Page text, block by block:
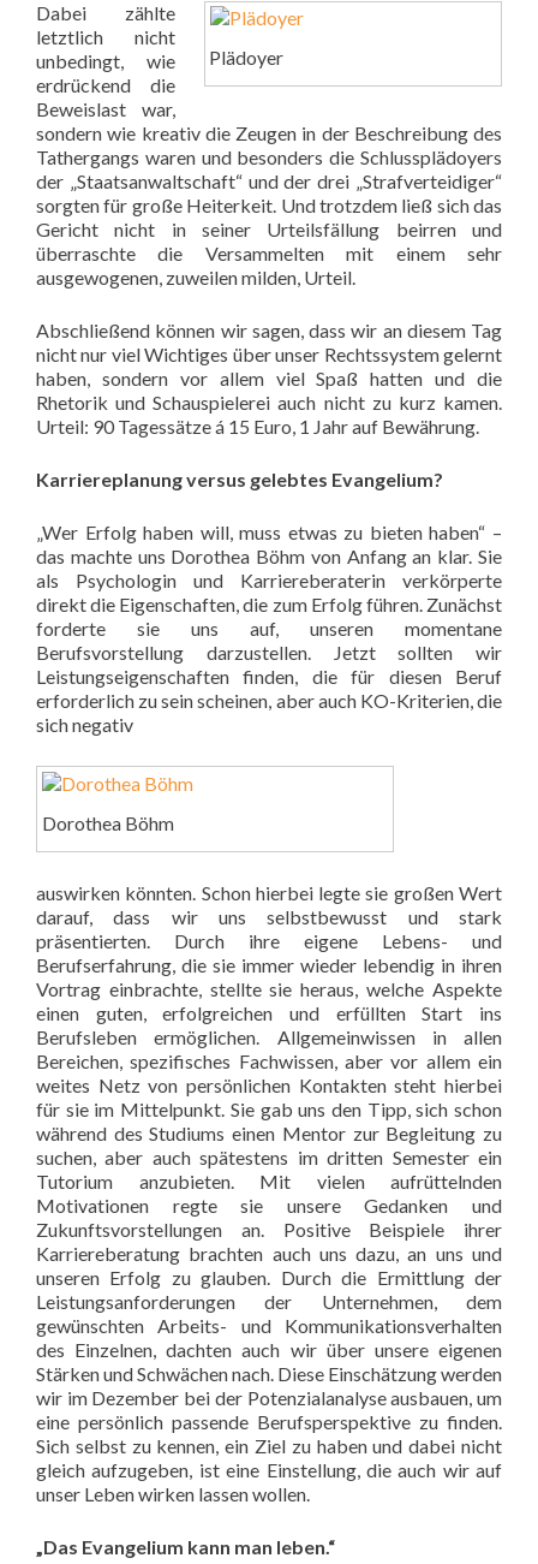
Plädoyer
Dabei zählte
letztlich nicht
unbedingt, wie
erdrückend die
Beweislast war,
sondern wie kreativ die Zeugen in der Beschreibung des
Tathergangs waren und besonders die Schlussplädoyers
der „Staatsanwaltschaft“ und der drei „Strafverteidiger“
sorgten für große Heiterkeit. Und trotzdem ließ sich das
Gericht nicht in seiner Urteilsfällung beirren und
überraschte die Versammelten mit einem sehr
ausgewogenen, zuweilen milden, Urteil.
Abschließend können wir sagen, dass wir an diesem Tag
nicht nur viel Wichtiges über unser Rechtssystem gelernt
haben, sondern vor allem viel Spaß hatten und die
Rhetorik und Schauspielerei auch nicht zu kurz kamen.
Urteil: 90 Tagessätze á 15 Euro, 1 Jahr auf Bewährung.
Karriereplanung versus gelebtes Evangelium?
„Wer Erfolg haben will, muss etwas zu bieten haben“ –
das machte uns Dorothea Böhm von Anfang an klar. Sie
als Psychologin und Karriereberaterin verkörperte
direkt die Eigenschaften, die zum Erfolg führen. Zunächst
forderte sie uns auf, unseren momentane
Berufsvorstellung darzustellen. Jetzt sollten wir
Leistungseigenschaften finden, die für diesen Beruf
erforderlich zu sein scheinen, aber auch KO-Kriterien, die
sich negativ
Dorothea Böhm
auswirken könnten. Schon hierbei legte sie großen Wert
darauf, dass wir uns selbstbewusst und stark
präsentierten. Durch ihre eigene Lebens- und
Berufserfahrung, die sie immer wieder lebendig in ihren
Vortrag einbrachte, stellte sie heraus, welche Aspekte
einen guten, erfolgreichen und erfüllten Start ins
Berufsleben ermöglichen. Allgemeinwissen in allen
Bereichen, spezifisches Fachwissen, aber vor allem ein
weites Netz von persönlichen Kontakten steht hierbei
für sie im Mittelpunkt. Sie gab uns den Tipp, sich schon
während des Studiums einen Mentor zur Begleitung zu
suchen, aber auch spätestens im dritten Semester ein
Tutorium anzubieten. Mit vielen aufrüttelnden
Motivationen regte sie unsere Gedanken und
Zukunftsvorstellungen an. Positive Beispiele ihrer
Karriereberatung brachten auch uns dazu, an uns und
unseren Erfolg zu glauben. Durch die Ermittlung der
Leistungsanforderungen der Unternehmen, dem
gewünschten Arbeits- und Kommunikationsverhalten
des Einzelnen, dachten auch wir über unsere eigenen
Stärken und Schwächen nach. Diese Einschätzung werden
wir im Dezember bei der Potenzialanalyse ausbauen, um
eine persönlich passende Berufsperspektive zu finden.
Sich selbst zu kennen, ein Ziel zu haben und dabei nicht
gleich aufzugeben, ist eine Einstellung, die auch wir auf
unser Leben wirken lassen wollen.
„Das Evangelium kann man leben.“